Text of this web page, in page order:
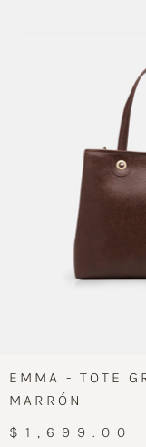
EMMA - TOTE
MARRÓN
$1,699.00